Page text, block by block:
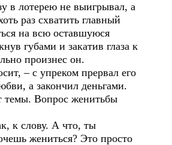
в лотерею не выигрывал, а
раз схватить главный
на всю оставшуюся
губами и закатив глаза к
произнес он.
– с упреком прервал его
а закончил деньгами.
темы. Вопрос женитьбы
к слову. А что, ты
жениться? Это просто